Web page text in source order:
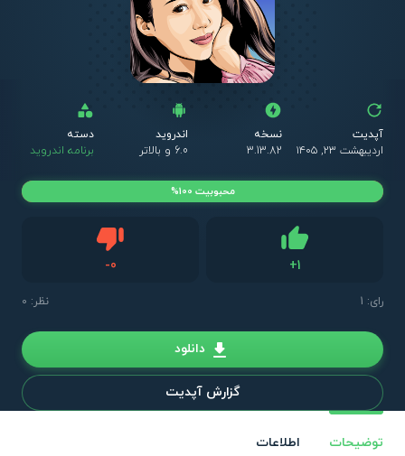
آپدیت
اردیبهشت ۲۳, ۱۴۰۵
نسخه
3.13.82
اندروید
6.0 و بالاتر
دسته
برنامه اندروید
+1
-0دیس لایک
رای: 1 نظر: 0
محبوبیت 100%
دانلود
گزارش آپدیت
توضیحات اطلاعات